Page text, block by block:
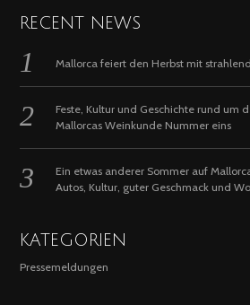
RECENT NEWS
Mallorca feiert den Herbst mit
Feste, Kultur und Geschichte rund um
Mallorcas Weinkunde Nummer eins
Ein etwas anderer Sommer auf
Autos, Kultur, guter Geschmack und
KATEGORIEN
Pressemeldungen